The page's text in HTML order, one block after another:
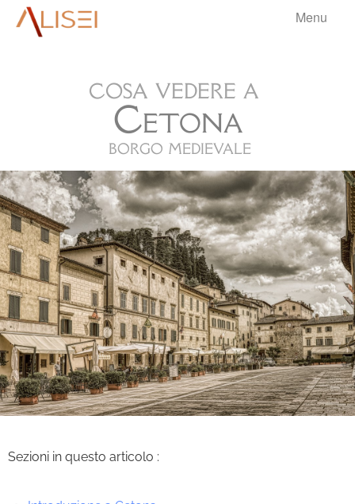
aliseri Menu
BLOG▼
INFO▼
cosa vedere a
Cetona
borgo medievale
.
.
.
.
Sezioni in questo articolo :